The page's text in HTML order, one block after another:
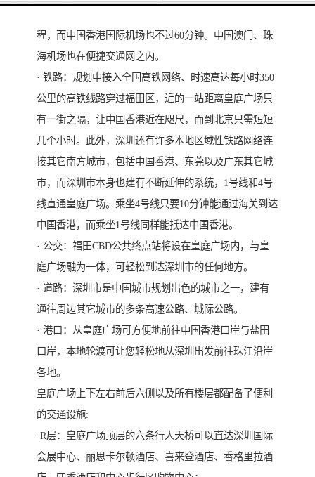
程，而中国香港国际机场也不过60分钟。中国澳门、珠
海机场也在便捷交通网之内。
· 铁路：规划中接入全国高铁网络、时速高达每小时350
公里的高铁线路穿过福田区，近的一站距离皇庭广场只
有一街之隔，让中国香港近在咫尺，而到北京只需短短
几个小时。此外，深圳还有许多本地区域性铁路网络连
接其它南方城市，包括中国香港、东莞以及广东其它城
市，而深圳市本身也建有不断延伸的系统，1号线和4号
线直通皇庭广场。乘坐4号线只要10分钟能通过海关到达
中国香港，而乘坐1号线同样能抵达中国香港。
· 公交：福田CBD公共终点站将设在皇庭广场内，与皇
庭广场融为一体，可轻松到达深圳市的任何地方。
· 道路：深圳市是中国城市规划出色的城市之一，建有
通往周边其它城市的多条高速公路、城际公路。
· 港口：从皇庭广场可方便地前往中国香港口岸与盐田
口岸，本地轮渡可让您轻松地从深圳出发前往珠江沿岸
各地。
皇庭广场上下左右前后六侧以及所有楼层都配备了便利
的交通设施:
·R层：皇庭广场顶层的六条行人天桥可以直达深圳国际
会展中心、丽思卡尔顿酒店、喜来登酒店、香格里拉酒